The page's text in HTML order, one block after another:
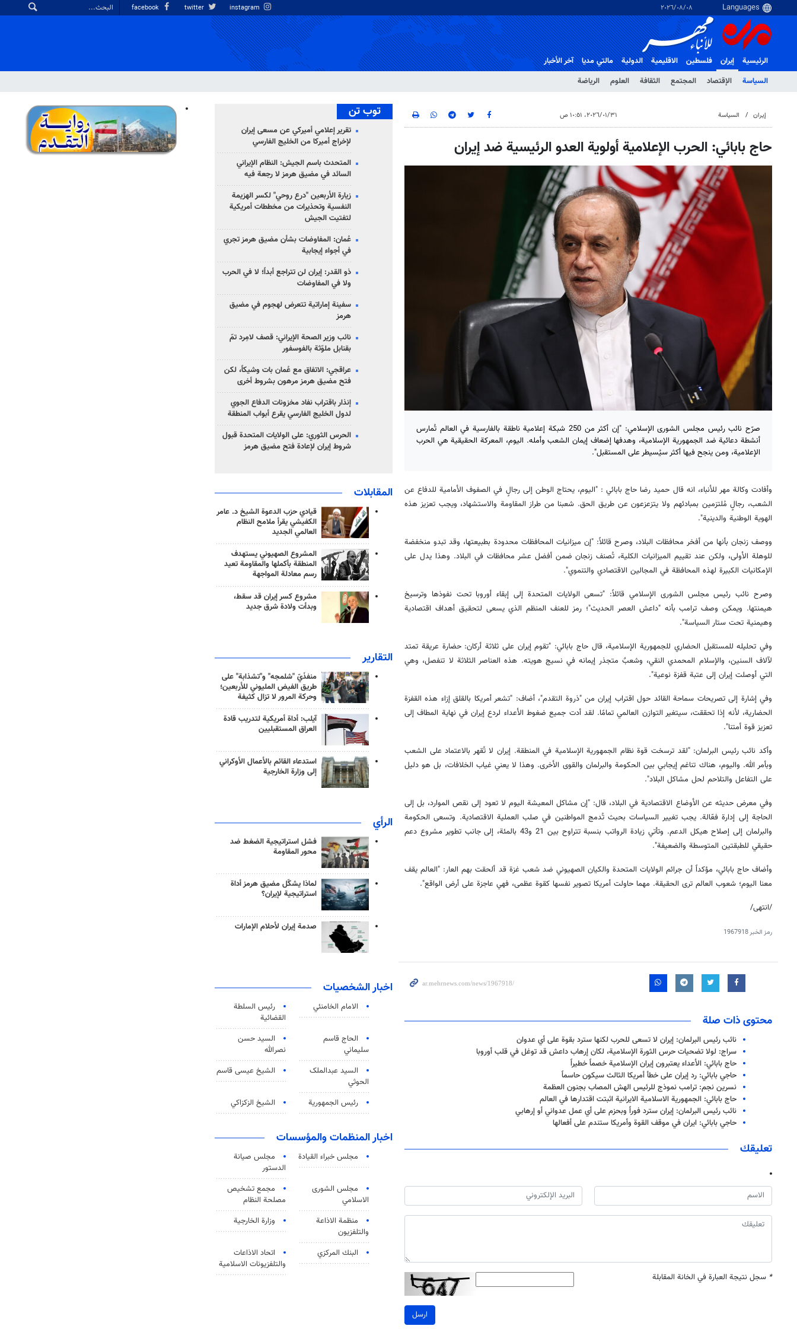
٠٨‏/٠٨‏/٢٠٢٦
الرئيسية
إيران
السياسة
الإقتصاد المجتمع الثقافة العلوم الرياضة
فلسطین الاقلیمیة الدولية مالتي مدیا آخر الأخبار
إيران السياسة ٣١‏/٠١‏/٢٠٢٦، ١٠:٥١ ص
حاج بابائي: الحرب الإعلامية أولوية العدو الرئيسية ضد إيران
صرّح نائب رئيس مجلس الشورى الإسلامي: "إن أكثر من 250 شبكة إعلامية ناطقة بالفارسية في العالم تُمارس
أنشطة دعائية ضد الجمهورية الإسلامية، وهدفها إضعاف إيمان الشعب وأمله. اليوم، المعركة الحقيقية هي الحرب
الإعلامية، ومن ينجح فيها أكثر سيُسيطر على المستقبل".
وأفادت وكالة مهر للأنباء، انه قال حميد رضا حاج بابائي : "اليوم، يحتاج الوطن إلى رجالٍ في الصفوف الأمامية للدفاع عن
الشعب، رجالٍ مُلتزمين بمبادئهم ولا يتزعزعون عن طريق الحق. شعبنا من طراز المقاومة والاستشهاد، ويجب تعزيز هذه
الهوية الوطنية والدينية".
ووصف زنجان بأنها من أفخر محافظات البلاد، وصرح قائلاً: "إن ميزانيات المحافظات محدودة بطبيعتها، وقد تبدو منخفضة
للوهلة الأولى، ولكن عند تقييم الميزانيات الكلية، تُصنف زنجان ضمن أفضل عشر محافظات في البلاد. وهذا يدل على
الإمكانيات الكبيرة لهذه المحافظة في المجالين الاقتصادي والتنموي".
وصرح نائب رئيس مجلس الشورى الإسلامي قائلاً: "تسعى الولايات المتحدة إلى إبقاء أوروبا تحت نفوذها وترسيخ
هيمنتها. ويمكن وصف ترامب بأنه "داعش العصر الحديث"؛ رمز للعنف المنظم الذي يسعى لتحقيق أهداف اقتصادية
وهيمنية تحت ستار السياسة".
وفي تحليله للمستقبل الحضاري للجمهورية الإسلامية، قال حاج بابائي: "تقوم إيران على ثلاثة أركان: حضارة عريقة تمتد
لآلاف السنين، والإسلام المحمدي النقي، وشعبٌ متجذر إيمانه في نسيج هويته. هذه العناصر الثلاثة لا تنفصل، وهي
التي أوصلت إيران إلى عتبة قفزة نوعية".
وفي إشارة إلى تصريحات سماحة القائد حول اقتراب إيران من "ذروة التقدم"، أضاف: "تشعر أمريكا بالقلق إزاء هذه القفزة
الحضارية، لأنه إذا تحققت، سيتغير التوازن العالمي تمامًا. لقد أدت جميع ضغوط الأعداء لردع إيران في نهاية المطاف إلى
تعزيز قوة أمتنا".
وأكد نائب رئيس البرلمان: "لقد ترسخت قوة نظام الجمهورية الإسلامية في المنطقة. إيران لا تُقهر بالاعتماد على الشعب
وبأمر الله. واليوم، هناك تناغم إيجابي بين الحكومة والبرلمان والقوى الأخرى. وهذا لا يعني غياب الخلافات، بل هو دليل
على التفاعل والتلاحم لحل مشاكل البلاد".
وفي معرض حديثه عن الأوضاع الاقتصادية في البلاد، قال: "إن مشاكل المعيشة اليوم لا تعود إلى نقص الموارد، بل إلى
الحاجة إلى إدارة فعّالة. يجب تغيير السياسات بحيث تُدمج المواطنين في صلب العملية الاقتصادية. وتسعى الحكومة
والبرلمان إلى إصلاح هيكل الدعم. وتأتي زيادة الرواتب بنسبة تتراوح بين 21 و43 بالمئة، إلى جانب تطوير مشروع دعم
حقيقي للطبقتين المتوسطة والضعيفة".
وأضاف حاج بابائي، مؤكداً أن جرائم الولايات المتحدة والكيان الصهيوني ضد شعب غزة قد ألحقت بهم العار: "العالم يقف
معنا اليوم؛ شعوب العالم ترى الحقيقة. مهما حاولت أمريكا تصوير نفسها كقوة عظمى، فهي عاجزة على أرض الواقع".
/انتهى/
رمز الخبر1967918
محتوى ذات صلة
نائب رئيس البرلمان: إيران لا تسعى للحرب لكنها سترد بقوة على أي عدوان
سراج: لولا تضحيات حرس الثورة الإسلامية، لكان إرهاب داعش قد توغل في قلب أوروبا
حاج بابائي: الأعداء يعتبرون إيران الإسلامية خصماً خطيراً
حاجي بابائي: رد إيران على خطأ أمريكا الثالث سيكون حاسماً
نسرين نجم: ترامب نموذج للرئيس الهش المصاب بجنون العظمة
حاج بابائي: الجمهورية الاسلامية الايرانية اثبتت اقتدارها في العالم
نائب رئيس البرلمان: إيران سترد فوراً وبحزم على أي عمل عدواني أو إرهابي
حاجي بابائي: ايران في موقف القوة وأمريكا ستندم على أفعالها
تعليقك
* سجل نتيجة العبارة في الخانة المقابلة
ارسل
توب تن
تقرير إعلامي أميركي عن مسعى إيران
لإخراج أميركا من الخليج الفارسي
المتحدث باسم الجيش: النظام الإيراني
السائد في مضيق هرمز لا رجعة فيه
زيارة الأربعين "درع روحي" لكسر الهزيمة
النفسية وتحذيرات من مخططات أمريكية
لتفتيت الجيش
عُمان: المفاوضات بشأن مضيق هرمز تجري
في أجواء إيجابية
ذو القدر: إيران لن تتراجع أبداً؛ لا في الحرب
ولا في المفاوضات
سفينة إماراتية تتعرض لهجوم في مضيق
هرمز
نائب وزير الصحة الإيراني: قصف لامِرد تمّ
بقنابل ملوّثة بالفوسفور
عراقجي: الاتفاق مع عُمان بات وشيكاً، لكن
فتح مضيق هرمز مرهون بشروط أخرى
إنذار باقتراب نفاد مخزونات الدفاع الجوي
لدول الخليج الفارسي يقرع أبواب المنطقة
الحرس الثوري: على الولايات المتحدة قبول
شروط إيران لإعادة فتح مضيق هرمز
المقابلات
قيادي حزب الدعوة الشيخ د. عامر
الكفيشي يقرأ ملامح النظام
العالمي الجديد
المشروع الصهيوني يستهدف
المنطقة بأكملها والمقاومة تعيد
رسم معادلة المواجهة
مشروع كسر إيران قد سقط،
وبدأت ولادة شرق جديد
التقارير
منفذَيّ "شلمجه" و"تشذابة" على
طريق الفيض المليوني للأربعين؛
وحركة المرور لا تزال كثيفة
آيلب: أداة أمريكية لتدريب قادة
العراق المستقبليين
استدعاء القائم بالأعمال الأوكراني
إلى وزارة الخارجية
الرأي
فشل استراتيجية الضغط ضد
محور المقاومة
لماذا يشكّل مضيق هرمز أداة
استراتيجية لإيران؟
صدمة إيران لأحلام الإمارات
اخبار الشخصيات
الامام الخامنئي
رئیس السلطة
القضائیة
الحاج قاسم
سليماني
السيد حسن
نصرالله
السید عبدالملک
الحوثي
الشيخ عيسى قاسم
رئيس الجمهورية الشيخ الزكزاكي
اخبار المنظمات والمؤسسات
مجلس خبراء القيادة
مجلس صيانة
الدستور
مجلس الشورى
الاسلامي
مجمع تشخيص
مصلحة النظام
منظمة الاذاعة
والتلفزیون
وزارة الخارجية
البنك المركزي
اتحاد الاذاعات
والتلفزيونات الاسلامية